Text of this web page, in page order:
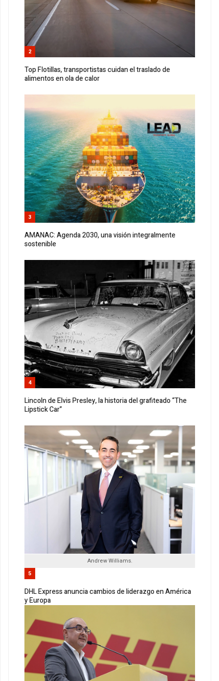
2
Top Flotillas, transportistas cuidan el traslado de
alimentos en ola de calor
3
AMANAC: Agenda 2030, una visión integralmente
sostenible
4
Lincoln de Elvis Presley, la historia del grafiteado “The
Lipstick Car”
Andrew Williams.
5
DHL Express anuncia cambios de liderazgo en América
y Europa